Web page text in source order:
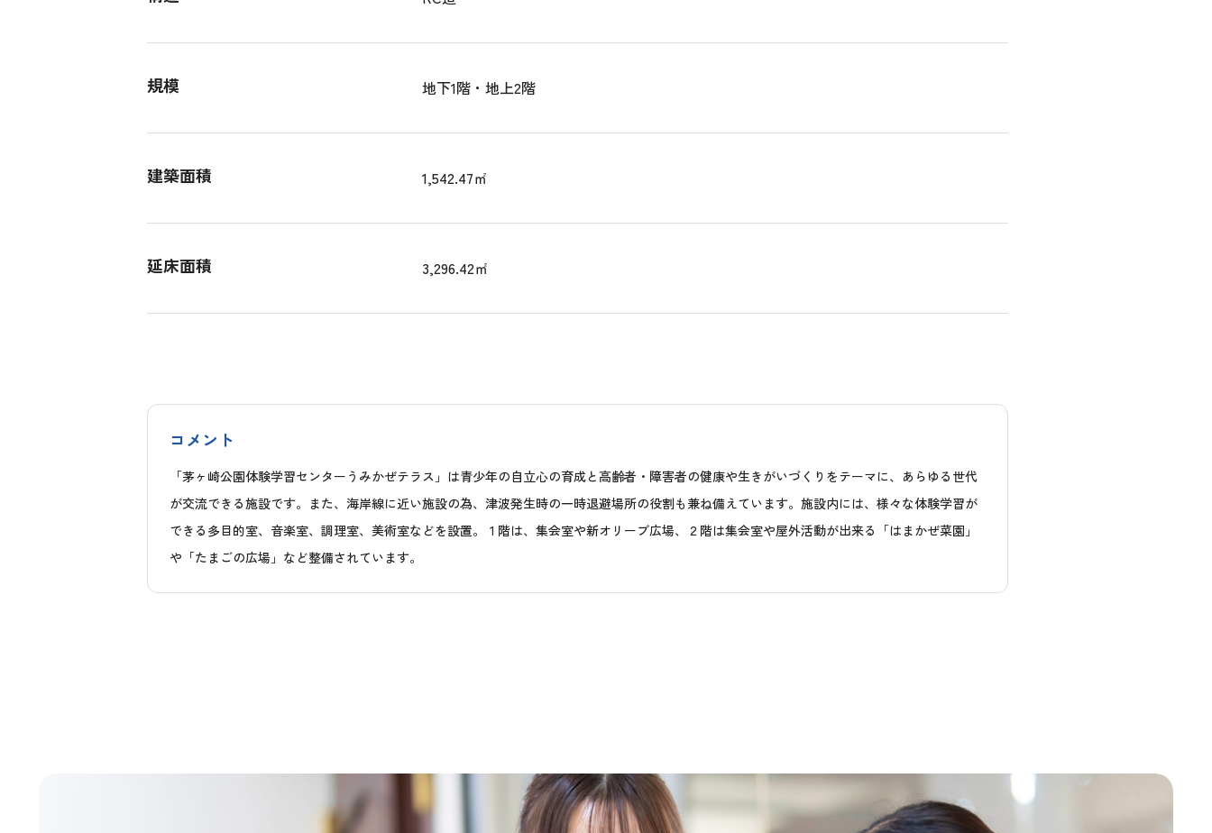
規模 地下1階・地上2階
建築面積 1,542.47㎡
延床面積 3,296.42㎡
コメント
「茅ヶ崎公園体験学習センターうみかぜテラス」は青少年の自立心の育成と高齢者・障害者の健康や生きがいづくりをテーマに、あらゆる世代
が交流できる施設です。また、海岸線に近い施設の為、津波発生時の一時退避場所の役割も兼ね備えています。施設内には、様々な体験学習が
できる多目的室、音楽室、調理室、美術室などを設置。１階は、集会室や新オリーブ広場、２階は集会室や屋外活動が出来る「はまかぜ菜園」
や「たまごの広場」など整備されています。